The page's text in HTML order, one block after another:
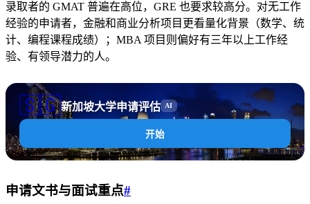
录取者的 GMAT 普遍在高位，GRE 也要求较高分。对无工作
经验的申请者，金融和商业分析项目更看量化背景（数学、统
计、编程课程成绩）；MBA 项目则偏好有三年以上工作经
验、有领导潜力的人。
🇸🇬新加坡大学申请评估 AI
开始
申请文书与面试重点#